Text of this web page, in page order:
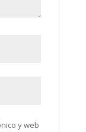
y web